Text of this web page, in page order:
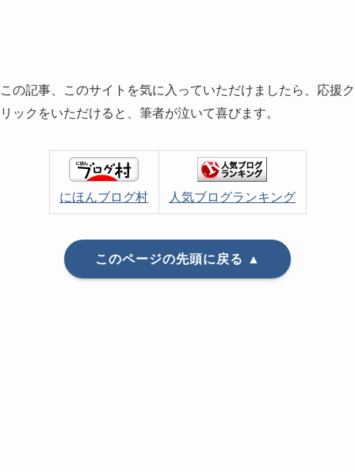
この記事、このサイトを気に入っていただけましたら、応援ク
リックをいただけると、筆者が泣いて喜びます。
にほんブログ村 人気ブログランキング
このページの先頭に戻る ▲